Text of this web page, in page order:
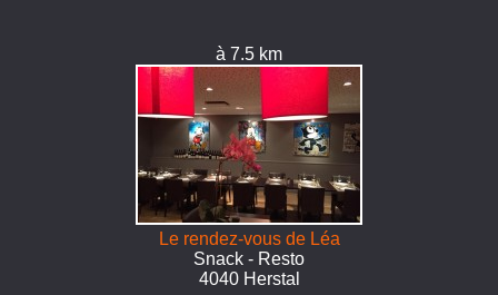
à 7.5 km
Le rendez-vous de Léa
Snack - Resto
4040 Herstal